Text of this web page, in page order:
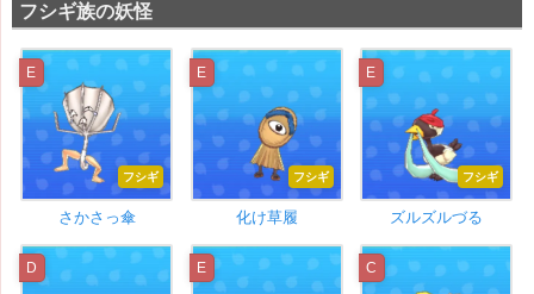
フシギ族の妖怪
E
フシギ
さかさっ傘
E
フシギ
化け草履
E
フシギ
ズルズルづる
D E C